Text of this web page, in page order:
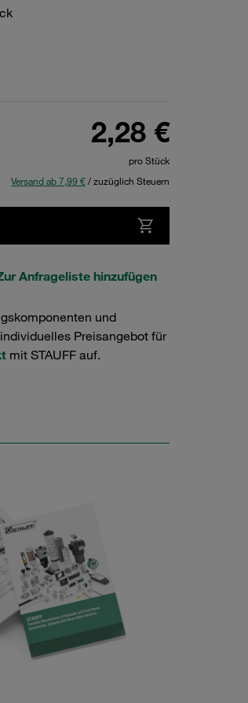
2,28 €
pro Stück
Versand ab 7,99 €/ zuzüglich Steuern
Anfrageliste hinzufügen
und
Preisangebot für
mit STAUFF auf.